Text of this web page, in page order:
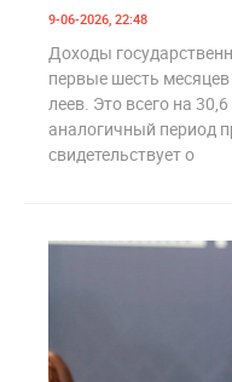
9-06-2026, 22:48
Доходы
первые шесть
леев. Это всего на
аналогичный период
свидетельствует о